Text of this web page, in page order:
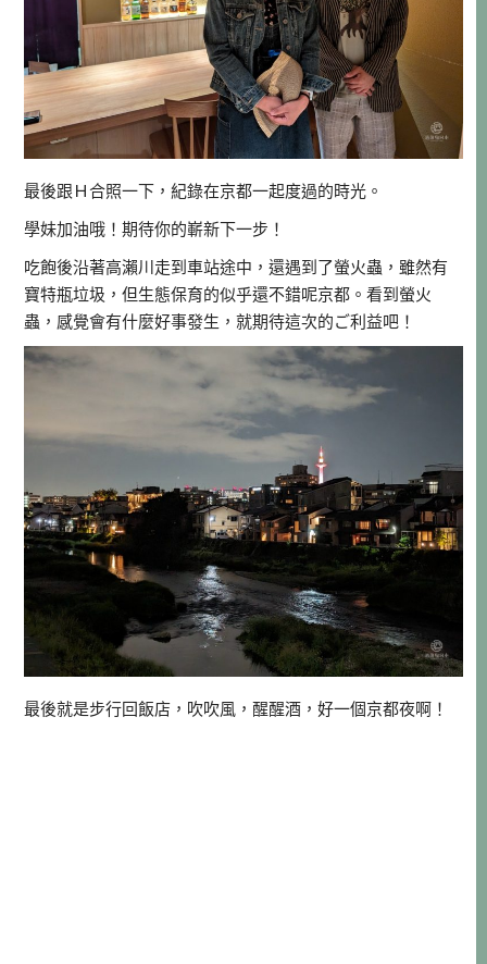
最後跟Ｈ合照一下，紀錄在京都一起度過的時光。
學妹加油哦！期待你的嶄新下一步！
吃飽後沿著高瀨川走到車站途中，還遇到了螢火蟲，雖然有
寶特瓶垃圾，但生態保育的似乎還不錯呢京都。看到螢火
蟲，感覺會有什麼好事發生，就期待這次的ご利益吧！
最後就是步行回飯店，吹吹風，醒醒酒，好一個京都夜啊！